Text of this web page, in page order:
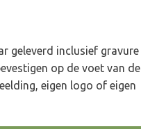
geleverd inclusief gravure
op de voet van de
eigen logo of eigen